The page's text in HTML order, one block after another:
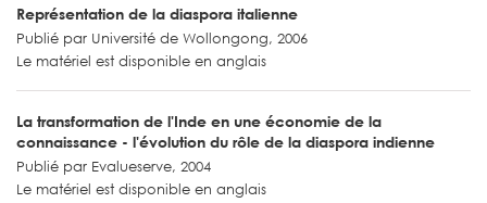
Représentation de la diaspora italienne
Publié par Université de Wollongong, 2006
Le matériel est disponible en anglais
La transformation de l'Inde en une économie de la
connaissance - l'évolution du rôle de la diaspora indienne
Publié par Evalueserve, 2004
Le matériel est disponible en anglais